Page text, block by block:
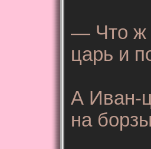
— Что ж
царь и
А Иван-
на